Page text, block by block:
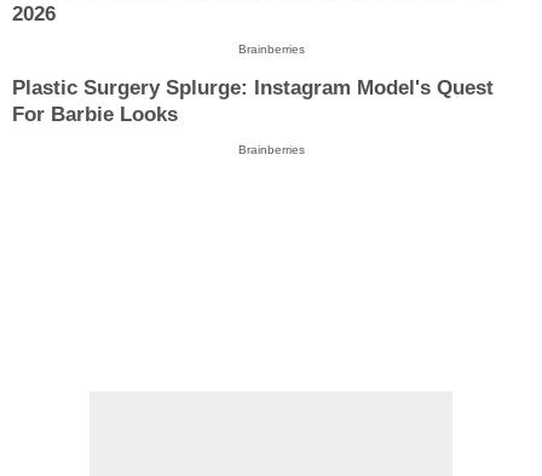
2026
Brainberries
Plastic Surgery Splurge: Instagram Model's Quest
For Barbie Looks
Brainberries